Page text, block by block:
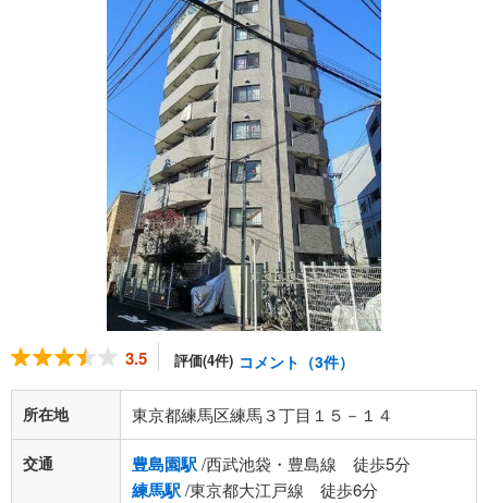
3.5 評価(4件) コメント（3件）
所在地 東京都練馬区練馬３丁目１５－１４
交通 豊島園駅/西武池袋・豊島線 徒歩5分
練馬駅/東京都大江戸線 徒歩6分